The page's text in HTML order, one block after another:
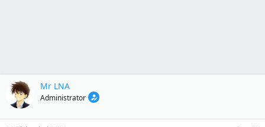
Mr LNA
Administrator